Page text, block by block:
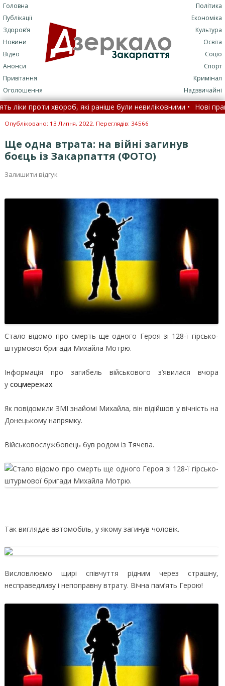
Головна
Публікації
Здоров’я
Новини
Відео
Анонси
Привітання
Оголошення
Політика
Економіка
Культура
Освіта
Соціо
Спорт
Кримінал
Надзвичайні
проти хвороб, які раніше були невиліковними • Нові правила
загибелі коней на Закарпатті: повідомили про стрілянину
Опубліковано: 13 Липня, 2022. Переглядів: 34566
Ще одна втрата: на війні загинув
боєць із Закарпаття (ФОТО)
Залишити відгук
Стало відомо про смерть ще одного Героя зі 128-ї гірсько-
штурмової бригади Михайла Мотрю.
Інформація про загибель військового з’явилася вчора
у соцмережах.
Як повідомили ЗМІ знайомі Михайла, він відійшов у вічність на
Донецькому напрямку.
Військовослужбовець був родом із Тячева.
Так виглядає автомобіль, у якому загинув чоловік.
Висловлюємо щирі співчуття рідним через страшну,
несправедливу і непоправну втрату. Вічна пам’ять Герою!